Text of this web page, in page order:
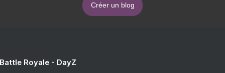
Créer un blog
Royale - DayZ